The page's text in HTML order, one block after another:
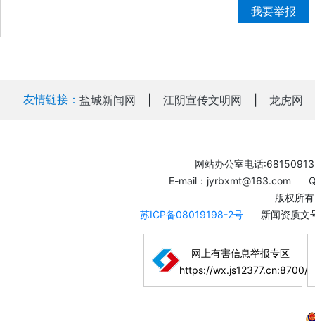
我要举报
友情链接： 盐城新闻网 江阴宣传文明网 龙虎网
网站办公室电话:68150913
E-mail：jyrbxmt@163.com
版权所
苏ICP备08019198-2号
新闻资质
网上有害信息举报专区
https://wx.js12377.cn:8700/